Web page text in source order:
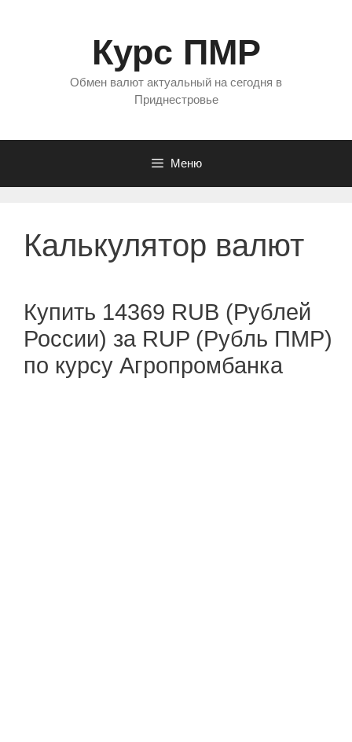
Курс ПМР
Обмен валют актуальный на сегодня в
Приднестровье
Меню
Калькулятор валют
Купить 14369 RUB (Рублей
России) за RUP (Рубль ПМР)
по курсу Агропромбанка